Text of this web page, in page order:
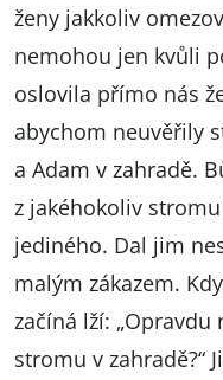
ženy jakkoliv
nemohou jen kvůli
oslovila přímo nás
abychom neuvěřily
a Adam v zahradě.
z jakéhokoliv
jediného. Dal jim
malým zákazem.
začíná lží: „Opravdu
stromu v zahradě?“